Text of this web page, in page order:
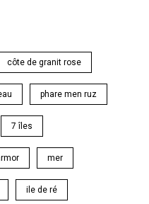
côte de granit rose
phare men ruz
7 îles
mer
ile de ré